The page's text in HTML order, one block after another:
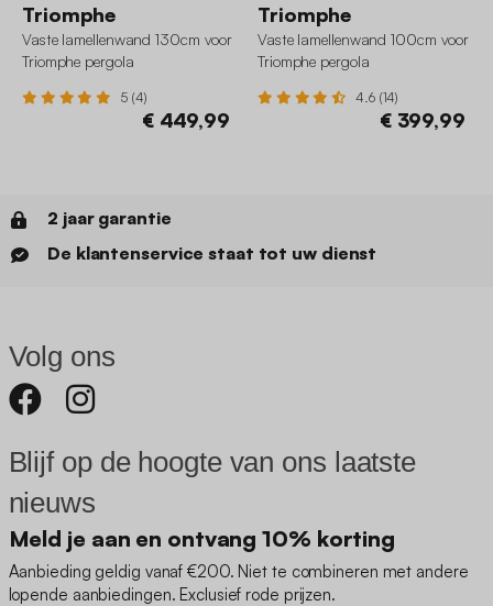
Triomphe
Vaste lamellenwand 130cm voor
Triomphe pergola
5 (4)
€ 449,99
Triomphe
Vaste lamellenwand 100cm voor
Triomphe pergola
4.6 (14)
€ 399,99
2 jaar garantie
De klantenservice staat tot uw dienst
Volg ons
Blijf op de hoogte van ons laatste
nieuws
Meld je aan en ontvang 10% korting
Aanbieding geldig vanaf €200. Niet te combineren met andere
lopende aanbiedingen. Exclusief rode prijzen.